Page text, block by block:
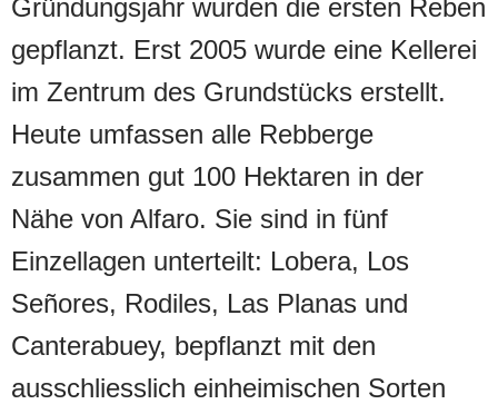
Trauben und 3500 Flaschen
beschränkt.
Der Canterabuey gedeiht auf dem
gleichnamigen Rebberg von 3,5
Hektaren, der 1975 mit Garnacha
bepflanzt wurde. Nur ein Teil,
entsprechend etwa 11000 Flaschen,
wird als Auslese bestimmt, die übrige
Ernte kommt in den Rioja Crianza. Der
Gründungsjahr wurden die ersten Reben
gepflanzt. Erst 2005 wurde eine Kellerei
im Zentrum des Grundstücks erstellt.
Heute umfassen alle Rebberge
zusammen gut 100 Hektaren in der
Nähe von Alfaro. Sie sind in fünf
Einzellagen unterteilt: Lobera, Los
Señores, Rodiles, Las Planas und
Canterabuey, bepflanzt mit den
ausschliesslich einheimischen Sorten